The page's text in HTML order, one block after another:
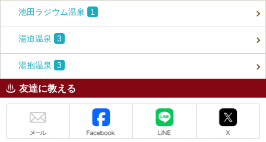
池田ラジウム温泉 1
湯迫温泉 3
湯抱温泉 3
友達に教える